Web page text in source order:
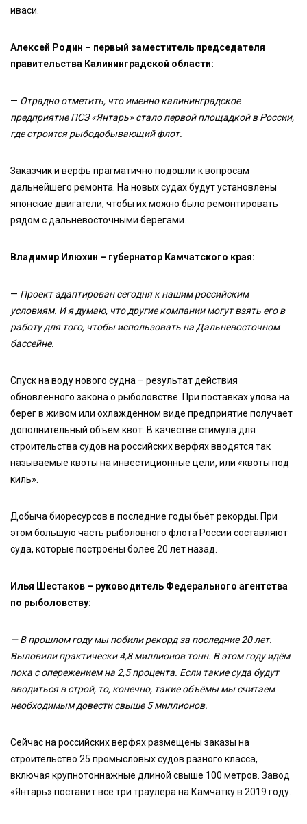
иваси.
Алексей Родин – первый заместитель председателя
правительства Калининградской области:
— Отрадно отметить, что именно калининградское
предприятие ПСЗ «Янтарь» стало первой площадкой в России,
где строится рыбодобывающий флот.
Заказчик и верфь прагматично подошли к вопросам
дальнейшего ремонта. На новых судах будут установлены
японские двигатели, чтобы их можно было ремонтировать
рядом с дальневосточными берегами.
Владимир Илюхин – губернатор Камчатского края:
— Проект адаптирован сегодня к нашим российским
условиям. И я думаю, что другие компании могут взять его в
работу для того, чтобы использовать на Дальневосточном
бассейне.
Спуск на воду нового судна – результат действия
обновленного закона о рыболовстве. При поставках улова на
берег в живом или охлажденном виде предприятие получает
дополнительный объем квот. В качестве стимула для
строительства судов на российских верфях вводятся так
называемые квоты на инвестиционные цели, или «квоты под
киль».
Добыча биоресурсов в последние годы бьёт рекорды. При
этом большую часть рыболовного флота России составляют
суда, которые построены более 20 лет назад.
Илья Шестаков – руководитель Федерального агентства
по рыболовству:
— В прошлом году мы побили рекорд за последние 20 лет.
Выловили практически 4,8 миллионов тонн. В этом году идём
пока с опережением на 2,5 процента. Если такие суда будут
вводиться в строй, то, конечно, такие объёмы мы считаем
необходимым довести свыше 5 миллионов.
Сейчас на российских верфях размещены заказы на
строительство 25 промысловых судов разного класса,
включая крупнотоннажные длиной свыше 100 метров. Завод
«Янтарь» поставит все три траулера на Камчатку в 2019 году.